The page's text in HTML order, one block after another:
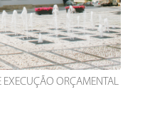
ORÇAMENTAL